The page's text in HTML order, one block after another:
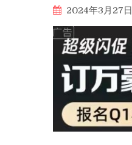
2024年3月27日